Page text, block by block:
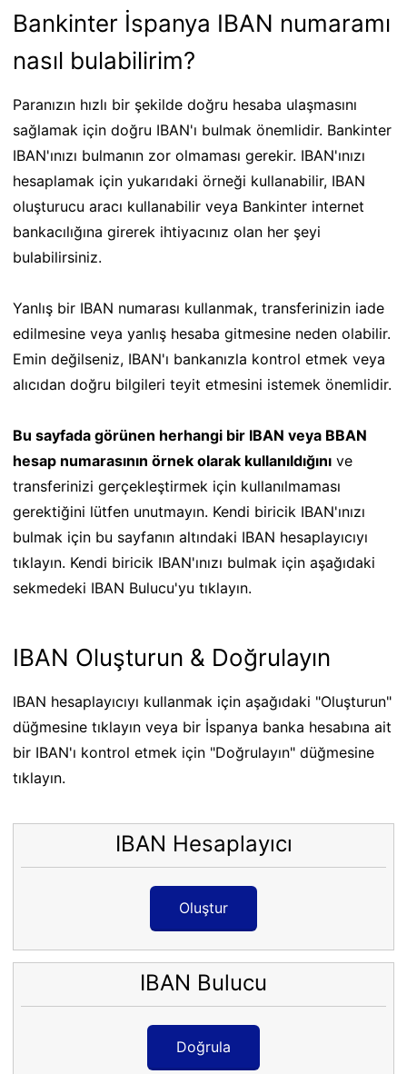
Bankinter İspanya IBAN numaramı
nasıl bulabilirim?
Paranızın hızlı bir şekilde doğru hesaba ulaşmasını
sağlamak için doğru IBAN'ı bulmak önemlidir. Bankinter
IBAN'ınızı bulmanın zor olmaması gerekir. IBAN'ınızı
hesaplamak için yukarıdaki örneği kullanabilir, IBAN
oluşturucu aracı kullanabilir veya Bankinter internet
bankacılığına girerek ihtiyacınız olan her şeyi
bulabilirsiniz.
Yanlış bir IBAN numarası kullanmak, transferinizin iade
edilmesine veya yanlış hesaba gitmesine neden olabilir.
Emin değilseniz, IBAN'ı bankanızla kontrol etmek veya
alıcıdan doğru bilgileri teyit etmesini istemek önemlidir.
Bu sayfada görünen herhangi bir IBAN veya BBAN
hesap numarasının örnek olarak kullanıldığını ve
transferinizi gerçekleştirmek için kullanılmaması
gerektiğini lütfen unutmayın. Kendi biricik IBAN'ınızı
bulmak için bu sayfanın altındaki IBAN hesaplayıcıyı
tıklayın. Kendi biricik IBAN'ınızı bulmak için aşağıdaki
sekmedeki IBAN Bulucu'yu tıklayın.
IBAN Oluşturun & Doğrulayın
IBAN hesaplayıcıyı kullanmak için aşağıdaki "Oluşturun"
düğmesine tıklayın veya bir İspanya banka hesabına ait
bir IBAN'ı kontrol etmek için "Doğrulayın" düğmesine
tıklayın.
IBAN Hesaplayıcı
Oluştur
IBAN Bulucu
Doğrula